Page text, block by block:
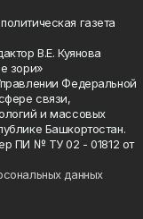
газета
В.Е. Куянова
зори»
Федеральной
связи,
и массовых
Башкортостан.
ПИ № ТУ 02 - 01812 от
данных